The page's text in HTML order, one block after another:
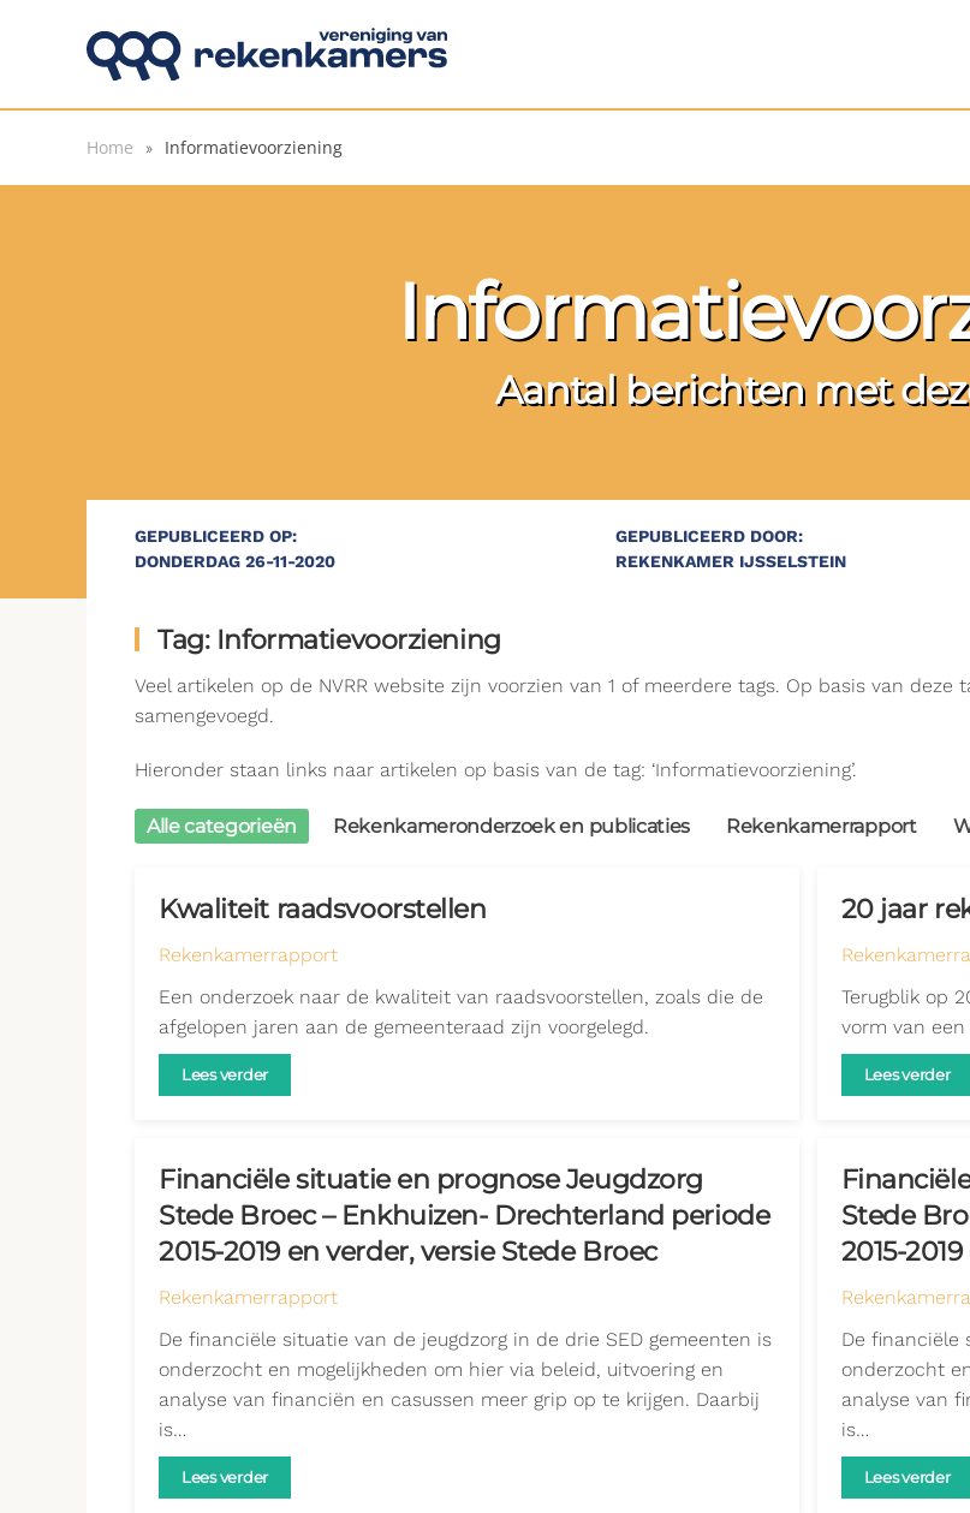
Overslaan en naar de inhoud gaan
Home Informatievoorziening
Aantal berichten met
GEPUBLICEERD OP:
DONDERDAG 26-11-2020
GEPUBLICEERD DOOR:
REKENKAMER IJSSELSTEIN
Tag: Informatievoorziening
Veel artikelen op de NVRR website zijn voorzien van 1 of meerdere tags. Op basis van
samengevoegd.
Hieronder staan links naar artikelen op basis van de tag: ‘Informatievoorziening’.
Alle categorieën Rekenkameronderzoek en publicaties Rekenkamerrapport
Kwaliteit raadsvoorstellen
Rekenkamerrapport
Een onderzoek naar de kwaliteit van raadsvoorstellen, zoals die de
afgelopen jaren aan de gemeenteraad zijn voorgelegd.
Lees verder
20 jaar
Terugblik op
vorm van
Lees verder
Financiële situatie en prognose Jeugdzorg
Stede Broec – Enkhuizen- Drechterland periode
2015-2019 en verder, versie Stede Broec
Rekenkamerrapport
De financiële situatie van de jeugdzorg in de drie SED gemeenten is
onderzocht en mogelijkheden om hier via beleid, uitvoering en
analyse van financiën en casussen meer grip op te krijgen. Daarbij
is…
Lees verder
Stede
2015-
De financiële
onderzocht
analyse van
is…
Lees verder